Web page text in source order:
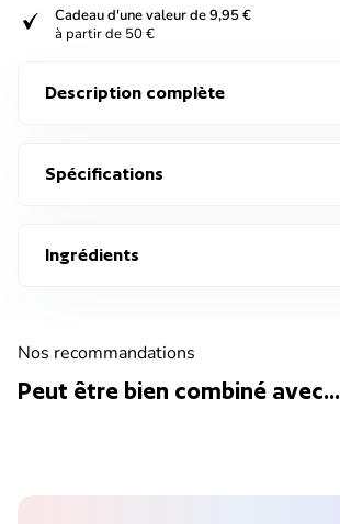
verified
Cadeau d'une valeur de 9,95 €
à partir de 50 €
Description complète
Spécifications
Ingrédients
Nos recommandations
Peut être bien combiné avec...